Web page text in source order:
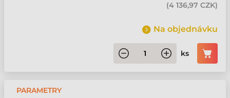
(4 136,97 CZK)
Na objednávku
ks
PARAMETRY